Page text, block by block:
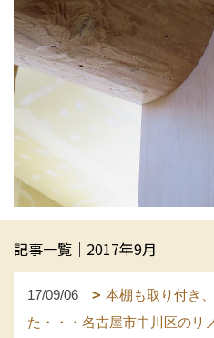
記事一覧｜2017年9月
17/09/06
本棚も取り付き
た・・・名古屋市中川区のリ